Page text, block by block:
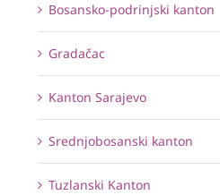
Bosansko-podrinjski kanton
Gradačac
Kanton Sarajevo
Srednjobosanski kanton
Tuzlanski Kanton